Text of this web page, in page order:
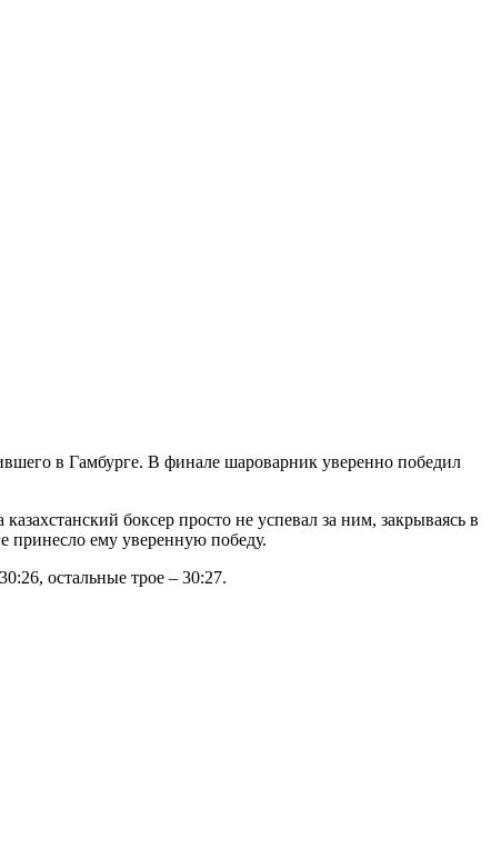
в Гамбурге. В финале шароварник уверенно победил
боксер просто не успевал за ним, закрываясь в
принесло ему уверенную победу.
остальные трое – 30:27.